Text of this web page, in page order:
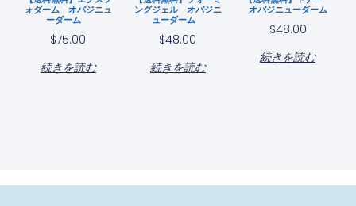
ォダーム オバジニュ
ーダーム
$75.00
続きを読む
ングジェル オバジニ
ューダーム
$48.00
続きを読む
オバジニューダーム
$48.00
続きを読む